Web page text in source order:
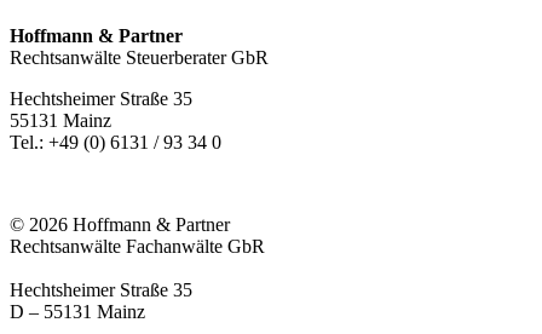
Hoffmann & Partner
Rechtsanwälte Steuerberater GbR
Hechtsheimer Straße 35
55131 Mainz
Tel.: +49 (0) 6131 / 93 34 0
© 2026 Hoffmann & Partner
Rechtsanwälte Fachanwälte GbR
Hechtsheimer Straße 35
D – 55131 Mainz